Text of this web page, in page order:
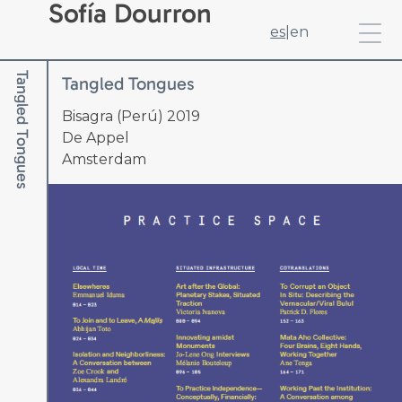
Sofía Dourron
es en
Tangled Tongues Tangled Tongues
Bisagra (Perú) 2019
De Appel
Amsterdam